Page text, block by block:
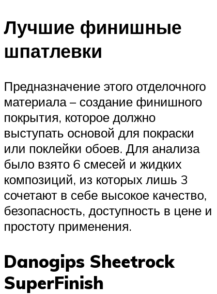
Лучшие финишные
шпатлевки
Предназначение этого отделочного
материала – создание финишного
покрытия, которое должно
выступать основой для покраски
или поклейки обоев. Для анализа
было взято 6 смесей и жидких
композиций, из которых лишь 3
сочетают в себе высокое качество,
безопасность, доступность в цене и
простоту применения.
Danogips Sheetrock
SuperFinish